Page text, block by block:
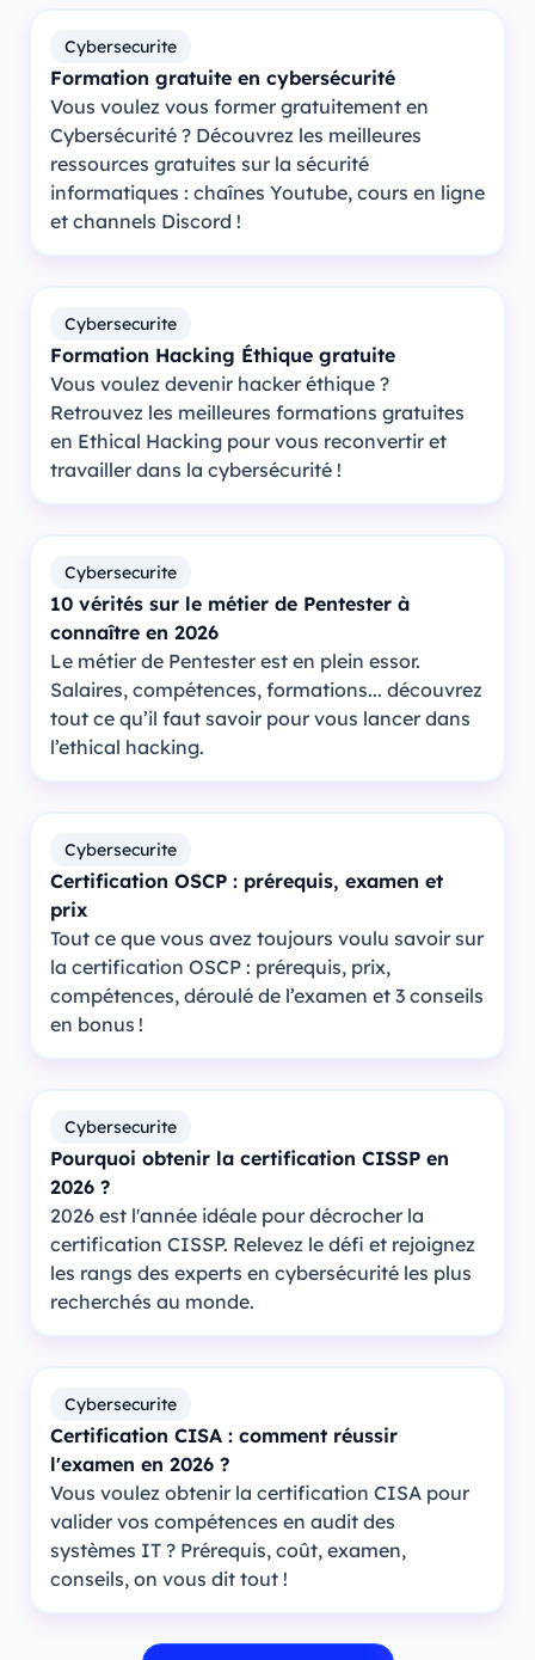
Cybersecurite
Formation gratuite en cybersécurité
Vous voulez vous former gratuitement en
Cybersécurité ? Découvrez les meilleures
ressources gratuites sur la sécurité
informatiques : chaînes Youtube, cours en ligne
et channels Discord !
Cybersecurite
Formation Hacking Éthique gratuite
Vous voulez devenir hacker éthique ?
Retrouvez les meilleures formations gratuites
en Ethical Hacking pour vous reconvertir et
travailler dans la cybersécurité !
Cybersecurite
10 vérités sur le métier de Pentester à
connaître en 2026
Le métier de Pentester est en plein essor.
Salaires, compétences, formations... découvrez
tout ce qu’il faut savoir pour vous lancer dans
l’ethical hacking.
Cybersecurite
Certification OSCP : prérequis, examen et
prix
Tout ce que vous avez toujours voulu savoir sur
la certification OSCP : prérequis, prix,
compétences, déroulé de l’examen et 3 conseils
en bonus !
Cybersecurite
Pourquoi obtenir la certification CISSP en
2026 ?
2026 est l'année idéale pour décrocher la
certification CISSP. Relevez le défi et rejoignez
les rangs des experts en cybersécurité les plus
recherchés au monde.
Cybersecurite
Certification CISA : comment réussir
l'examen en 2026 ?
Vous voulez obtenir la certification CISA pour
valider vos compétences en audit des
systèmes IT ? Prérequis, coût, examen,
conseils, on vous dit tout !